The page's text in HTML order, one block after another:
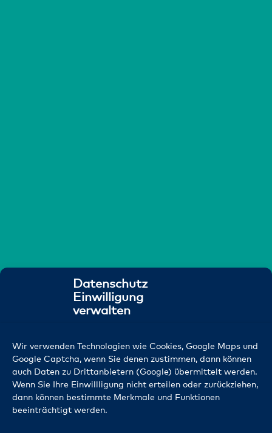
Datenschutz
Einwilligung
verwalten
Wir verwenden Technologien wie Cookies, Google Maps und
Google Captcha, wenn Sie denen zustimmen, dann können
auch Daten zu Drittanbietern (Google) übermittelt werden.
Wenn Sie Ihre Einwillligung nicht erteilen oder zurückziehen,
dann können bestimmte Merkmale und Funktionen
beeinträchtigt werden.